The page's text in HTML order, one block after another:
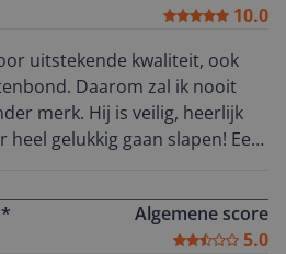
10.0
uitstekende kwaliteit, ook
Daarom zal ik nooit
merk. Hij is veilig, heerlijk
gelukkig gaan slapen! Een
Algemene score
5.0